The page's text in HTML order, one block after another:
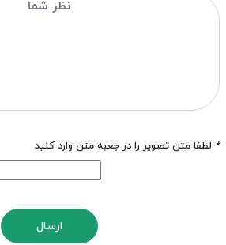
* لطفا متن تصویر را در جعبه متن وارد کنید
ارسال